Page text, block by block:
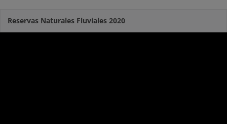
Reservas Naturales Fluviales 2020